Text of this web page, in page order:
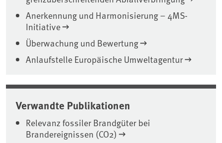
Anerkennung und Harmonisierung – 4MS-
Initiative
Überwachung und Bewertung
Anlaufstelle Europäische Umweltagentur
Verwandte Publikationen
Relevanz fossiler Brandgüter bei
Brandereignissen (CO2)